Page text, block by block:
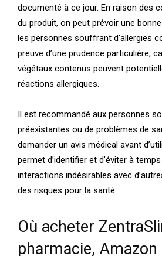
documenté à ce jour. En raison des
du produit, on peut prévoir une
les personnes souffrant d’allergies
preuve d’une prudence particulière,
végétaux contenus peuvent
réactions allergiques.
Il est recommandé aux personnes
préexistantes ou de problèmes de
demander un avis médical avant
permet d’identifier et d’éviter à temps
interactions indésirables avec
des risques pour la santé.
Où acheter
pharmacie, Amazon